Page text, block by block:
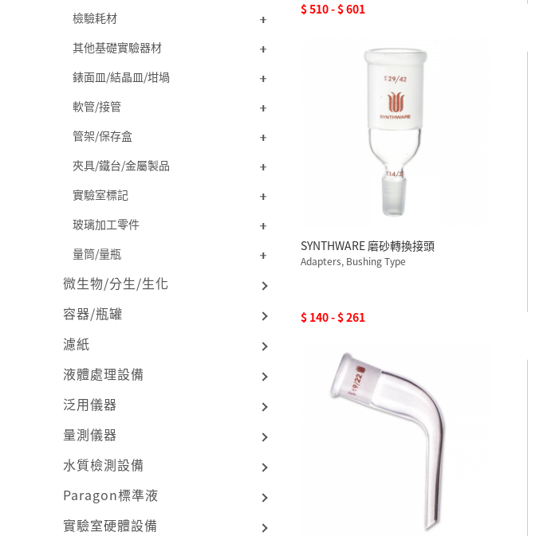
檢驗耗材
其他基礎實驗器材
錶面皿/結晶皿/坩堝
軟管/接管
管架/保存盒
夾具/鐵台/金屬製品
實驗室標記
玻璃加工零件
量筒/量瓶
微生物/分生/生化
容器/瓶罐
濾紙
液體處理設備
泛用儀器
量測儀器
水質檢測設備
Paragon標準液
實驗室硬體設備
$ 510 - $ 601
SYNTHWARE 磨砂轉換接頭
Adapters, Bushing Type
$ 140 - $ 261